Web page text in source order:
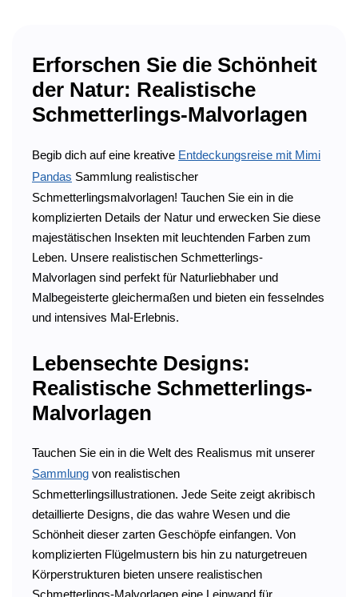
Erforschen Sie die Schönheit
der Natur: Realistische
Schmetterlings-Malvorlagen
Begib dich auf eine kreative Entdeckungsreise mit Mimi
Pandas Sammlung realistischer
Schmetterlingsmalvorlagen! Tauchen Sie ein in die
komplizierten Details der Natur und erwecken Sie diese
majestätischen Insekten mit leuchtenden Farben zum
Leben. Unsere realistischen Schmetterlings-
Malvorlagen sind perfekt für Naturliebhaber und
Malbegeisterte gleichermaßen und bieten ein fesselndes
und intensives Mal-Erlebnis.
Lebensechte Designs:
Realistische Schmetterlings-
Malvorlagen
Tauchen Sie ein in die Welt des Realismus mit unserer
Sammlung von realistischen
Schmetterlingsillustrationen. Jede Seite zeigt akribisch
detaillierte Designs, die das wahre Wesen und die
Schönheit dieser zarten Geschöpfe einfangen. Von
komplizierten Flügelmustern bis hin zu naturgetreuen
Körperstrukturen bieten unsere realistischen
Schmetterlings-Malvorlagen eine Leinwand für